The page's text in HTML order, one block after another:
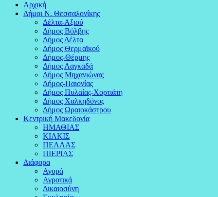
Αρχική
Δήμοι Ν. Θεσσαλονίκης
Δέλτα-Αξιού
Δήμος Βόλβης
Δήμος Δέλτα
Δήμος Θερμαϊκού
Δήμος-Θέρμης
Δήμος Λαγκαδά
Δήμος Μηχανιώνας
Δήμος-Παιονίας
Δήμος Πυλαίας-Χορτιάτη
Δήμος Χαλκηδόνος
Δήμος Ωραιοκάστρου
Κεντρική Μακεδονία
ΗΜΑΘΙΑΣ
ΚΙΛΚΙΣ
ΠΕΛΛΑΣ
ΠΙΕΡΙΑΣ
Διάφορα
Αγορά
Αγροτικά
Δικαιοσύνη